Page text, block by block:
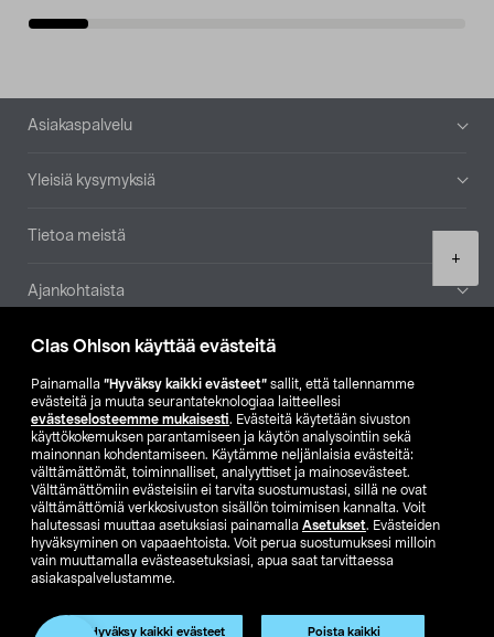
Clas Ohlson käyttää evästeitä
Painamalla ”Hyväksy kaikki evästeet” sallit, että tallennamme
evästeitä ja muuta seurantateknologiaa laitteellesi
evästeselosteemme mukaisesti. Evästeitä käytetään sivuston
käyttökokemuksen parantamiseen ja käytön analysointiin sekä
mainonnan kohdentamiseen. Käytämme neljänlaisia evästeitä:
välttämättömät, toiminnalliset, analyyttiset ja mainosevästeet.
Välttämättömiin evästeisiin ei tarvita suostumustasi, sillä ne ovat
välttämättömiä verkkosivuston sisällön toimimisen kannalta. Voit
halutessasi muuttaa asetuksiasi painamalla Asetukset. Evästeiden
hyväksyminen on vapaaehtoista. Voit perua suostumuksesi milloin
vain muuttamalla evästeasetuksiasi, apua saat tarvittaessa
asiakaspalvelustamme.
Hyväksy kaikki evästeet Poista kaikki
+
Alatunniste
Asiakaspalvelu
Yleisiä kysymyksiä
Tietoa meistä
Ajankohtaista
Muut yrityksemme
Etsi myymälä
SE NO FI
FI SV